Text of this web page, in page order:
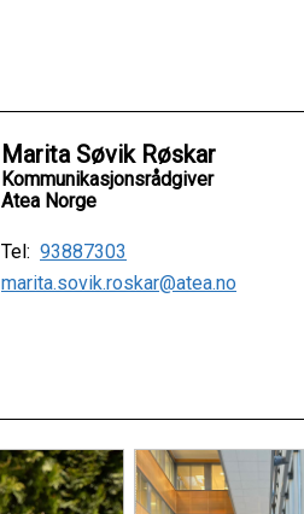
Marita Søvik Røskar
Kommunikasjonsrådgiver
Atea Norge
Tel: 93887303
marita.sovik.roskar@atea.no